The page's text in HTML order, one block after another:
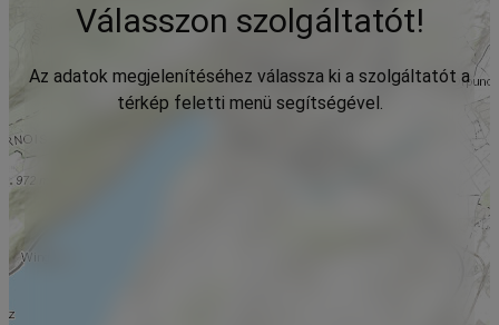
Válasszon szolgáltatót!
Az adatok megjelenítéséhez válassza ki a szolgáltatót a
térkép feletti menü segítségével.